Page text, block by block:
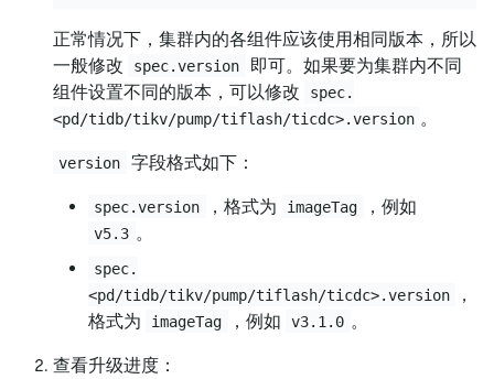
正常情况下，集群内的各组件应该使用相同版本，所以
一般修改
spec.version
即可。如果要为集群内不同
组件设置不同的版本，可以修改
spec.
<pd/tidb/tikv/pump/tiflash/ticdc>.version 。
version 字段格式如下：
spec.version ，格式为 imageTag ，例如
v5.3 。
spec.
<pd/tidb/tikv/pump/tiflash/ticdc>.version
，
格式为
imageTag ，例如 v3.1.0 。
查看升级进度：